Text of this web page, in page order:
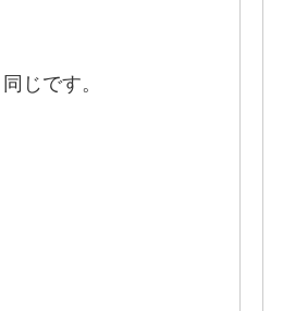
じです。